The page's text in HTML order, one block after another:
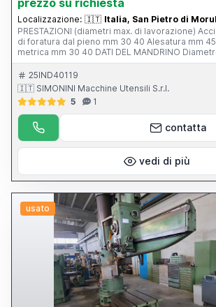
prezzo su richiesta
Localizzazione: 🇮🇹 Italia, San Pietro di
PRESTAZIONI (diametri max. di lavorazione) Acciaio Ghisa Capacità
di foratura dal pieno mm 30 40 Alesatura mm
metrica mm 30 40 DATI DEL MANDRINO Diametro mm 60 Corsa
mm 180 Cono morse CM 4 Numero delle velocità 12
rotazione g/min 60÷2000 Numero degli avanzamenti 3
motore CV 2,4 DIMENSIONI PRINCIPALI Sbraccio utile mm 915
Raggio max di foratura mm 1020 Raggio min di
Spostamento longitudinale della testa mm 715
braccio in altezza mm 625 Diametro della
Superficie utile del basamento mm 975 x 630
basamento mm 1450 Larghezza del basamento
del basamento mm 160 Peso della macchina
25IND40119
🇮🇹 SIMONINI Macchine Utensili S.r.l.
5
1
contatta
vedi di più
usato